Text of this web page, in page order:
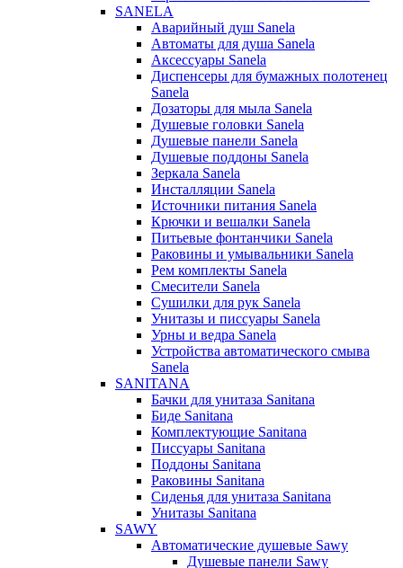
SANELA
Аварийный душ Sanela
Автоматы для душа Sanela
Аксессуары Sanela
Диспенсеры для бумажных полотенец
Sanela
Дозаторы для мыла Sanela
Душевые головки Sanela
Душевые панели Sanela
Душевые поддоны Sanela
Зеркала Sanela
Инсталляции Sanela
Источники питания Sanela
Крючки и вешалки Sanela
Питьевые фонтанчики Sanela
Раковины и умывальники Sanela
Рем комплекты Sanela
Смесители Sanela
Сушилки для рук Sanela
Унитазы и писсуары Sanela
Урны и ведра Sanela
Устройства автоматического смыва
Sanela
SANITANA
Бачки для унитаза Sanitana
Биде Sanitana
Комплектующие Sanitana
Писсуары Sanitana
Поддоны Sanitana
Раковины Sanitana
Сиденья для унитаза Sanitana
Унитазы Sanitana
SAWY
Автоматические душевые Sawy
Душевые панели Sawy